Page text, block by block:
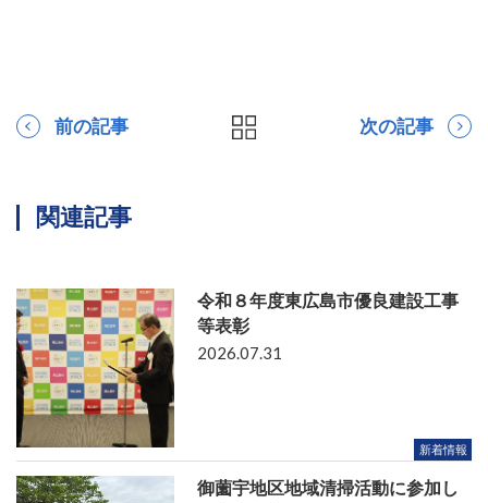
前の記事 次の記事
関連記事
令和８年度東広島市優良建設工事
等表彰
新着情報
2026.07.31
御薗宇地区地域清掃活動に参加し